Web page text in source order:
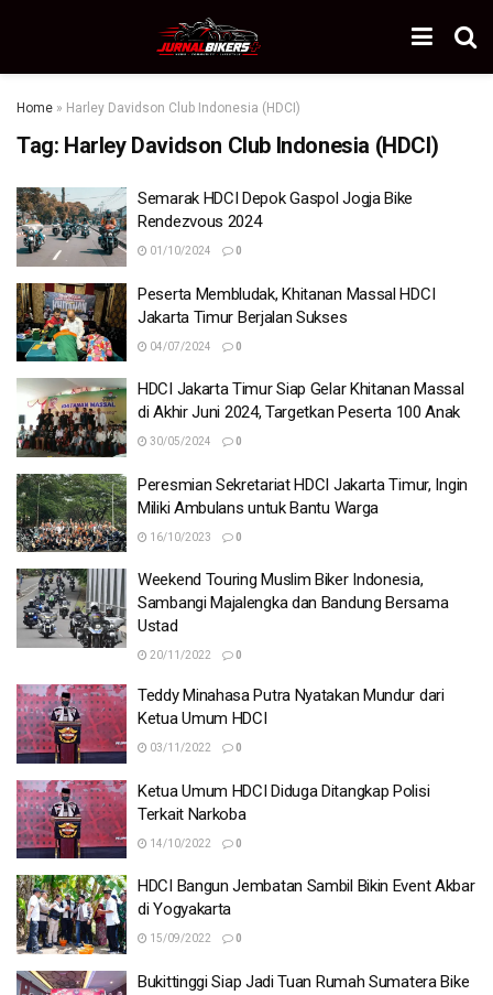
Home » Harley Davidson Club Indonesia (HDCI)
Tag: Harley Davidson Club Indonesia (HDCI)
Semarak HDCI Depok Gaspol Jogja Bike
Rendezvous 2024
01/10/2024 0
Peserta Membludak, Khitanan Massal HDCI
Jakarta Timur Berjalan Sukses
04/07/2024 0
HDCI Jakarta Timur Siap Gelar Khitanan Massal
di Akhir Juni 2024, Targetkan Peserta 100 Anak
30/05/2024 0
Peresmian Sekretariat HDCI Jakarta Timur, Ingin
Miliki Ambulans untuk Bantu Warga
16/10/2023 0
Weekend Touring Muslim Biker Indonesia,
Sambangi Majalengka dan Bandung Bersama
Ustad
20/11/2022 0
Teddy Minahasa Putra Nyatakan Mundur dari
Ketua Umum HDCI
03/11/2022 0
Ketua Umum HDCI Diduga Ditangkap Polisi
Terkait Narkoba
14/10/2022 0
HDCI Bangun Jembatan Sambil Bikin Event Akbar
di Yogyakarta
15/09/2022 0
Bukittinggi Siap Jadi Tuan Rumah Sumatera Bike